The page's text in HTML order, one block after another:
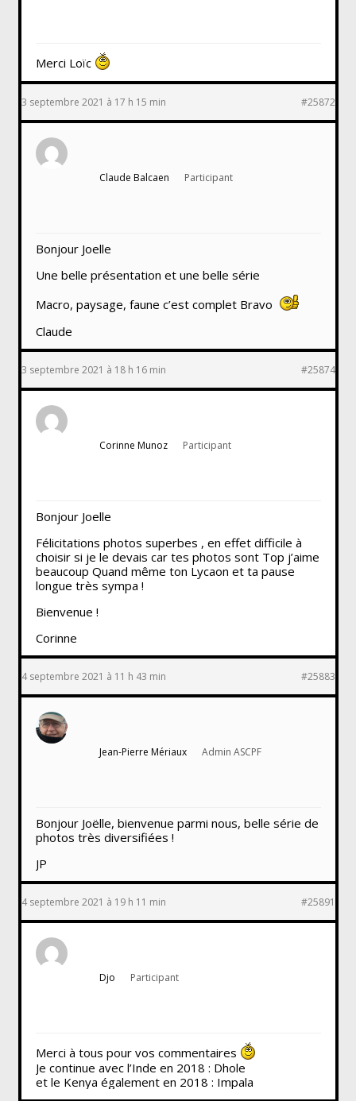
Merci Loïc
3 septembre 2021 à 17 h 15 min #25872
Claude Balcaen Participant
Bonjour Joelle
Une belle présentation et une belle série
Macro, paysage, faune c’est complet Bravo
Claude
3 septembre 2021 à 18 h 16 min #25874
Corinne Munoz Participant
Bonjour Joelle
Félicitations photos superbes , en effet difficile à
choisir si je le devais car tes photos sont Top j’aime
beaucoup Quand même ton Lycaon et ta pause
longue très sympa !
Bienvenue !
Corinne
4 septembre 2021 à 11 h 43 min #25883
Jean-Pierre Mériaux Admin ASCPF
Bonjour Joëlle, bienvenue parmi nous, belle série de
photos très diversifiées !
JP
4 septembre 2021 à 19 h 11 min #25891
Djo Participant
Merci à tous pour vos commentaires
Je continue avec l’Inde en 2018 : Dhole
et le Kenya également en 2018 : Impala